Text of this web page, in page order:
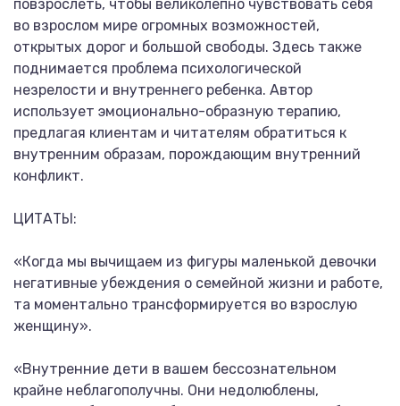
повзрослеть, чтобы великолепно чувствовать себя
во взрослом мире огромных возможностей,
открытых дорог и большой свободы. Здесь также
поднимается проблема психологической
незрелости и внутреннего ребенка. Автор
использует эмоционально-образную терапию,
предлагая клиентам и читателям обратиться к
внутренним образам, порождающим внутренний
конфликт.
ЦИТАТЫ:
«Когда мы вычищаем из фигуры маленькой девочки
негативные убеждения о семейной жизни и работе,
та моментально трансформируется во взрослую
женщину».
«Внутренние дети в вашем бессознательном
крайне неблагополучны. Они недолюблены,